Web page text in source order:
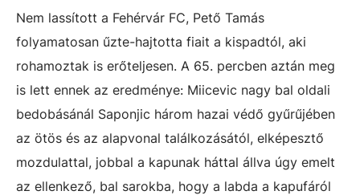
Nem lassított a Fehérvár FC, Pető Tamás
folyamatosan űzte-hajtotta fiait a kispadtól, aki
rohamoztak is erőteljesen. A 65. percben aztán meg
is lett ennek az eredménye: Miicevic nagy bal oldali
bedobásánál Saponjic három hazai védő gyűrűjében
az ötös és az alapvonal találkozásától, elképesztő
mozdulattal, jobbal a kapunak háttal állva úgy emelt
az ellenkező, bal sarokba, hogy a labda a kapufáról